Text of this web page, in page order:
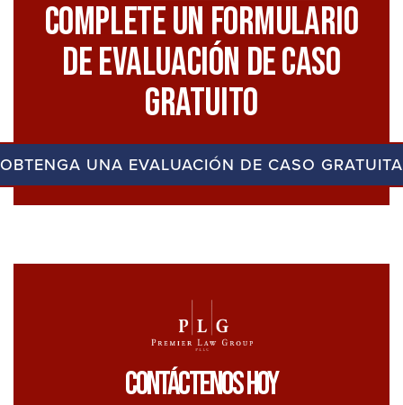
Complete Un Formulario
De Evaluación De Caso
Gratuito
OBTENGA UNA EVALUACIÓN DE CASO GRATUITA
Contáctenos Hoy